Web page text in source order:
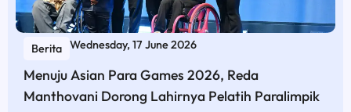
Berita Wednesday, 17 June 2026
Menuju Asian Para Games 2026, Reda
Manthovani Dorong Lahirnya Pelatih Paralimpik